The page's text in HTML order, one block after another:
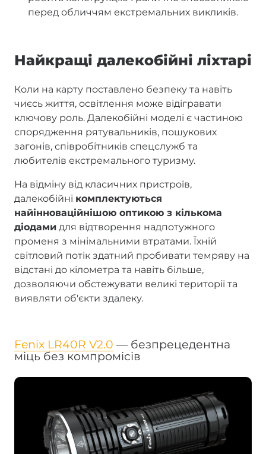
перед обличчям екстремальних викликів.
Найкращі далекобійні ліхтарі
Коли на карту поставлено безпеку та навіть
чиєсь життя, освітлення може відігравати
ключову роль. Далекобійні моделі є частиною
спорядження рятувальників, пошукових
загонів, співробітників спецслужб та
любителів екстремального туризму.
На відміну від класичних пристроїв,
далекобійні комплектуються
найінноваційнішою оптикою з кількома
діодами для відтворення надпотужного
променя з мінімальними втратами. Їхній
світловий потік здатний пробивати темряву на
відстані до кілометра та навіть більше,
дозволяючи обстежувати великі території та
виявляти об'єкти здалеку.
Fenix LR40R V2.0 — безпрецедентна
міць без компромісів